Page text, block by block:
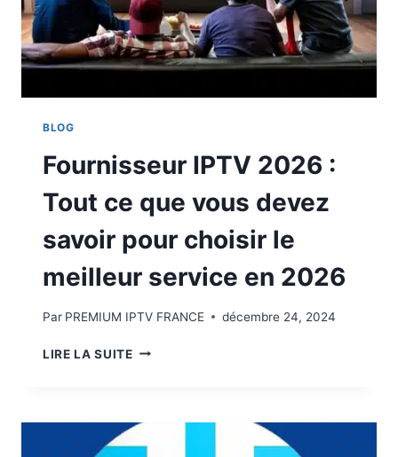
BLOG
Fournisseur IPTV 2026 :
Tout ce que vous devez
savoir pour choisir le
meilleur service en 2026
Par PREMIUM IPTV FRANCE décembre 24, 2024
LIRE LA SUITE